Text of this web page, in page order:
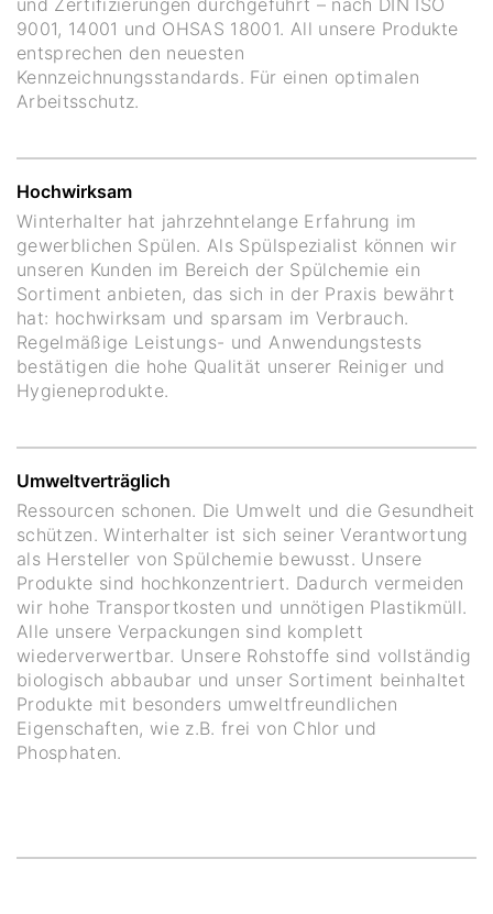
9001, 14001 und OHSAS 18001. All unsere Produkte
entsprechen den neuesten
Kennzeichnungsstandards. Für einen optimalen
Arbeitsschutz.
Hochwirksam
Winterhalter hat jahrzehntelange Erfahrung im
gewerblichen Spülen. Als Spülspezialist können wir
unseren Kunden im Bereich der Spülchemie ein
Sortiment anbieten, das sich in der Praxis bewährt
hat: hochwirksam und sparsam im Verbrauch.
Regelmäßige Leistungs- und Anwendungstests
bestätigen die hohe Qualität unserer Reiniger und
Hygieneprodukte.
Umweltverträglich
Ressourcen schonen. Die Umwelt und die Gesundheit
schützen. Winterhalter ist sich seiner Verantwortung
als Hersteller von Spülchemie bewusst. Unsere
Produkte sind hochkonzentriert. Dadurch vermeiden
wir hohe Transportkosten und unnötigen Plastikmüll.
Alle unsere Verpackungen sind komplett
wiederverwertbar. Unsere Rohstoffe sind vollständig
biologisch abbaubar und unser Sortiment beinhaltet
Produkte mit besonders umweltfreundlichen
Eigenschaften, wie z.B. frei von Chlor und
Phosphaten.